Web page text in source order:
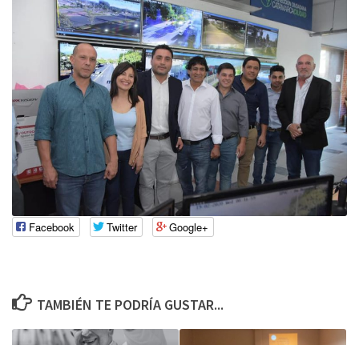
Facebook Twitter Google+
TAMBIÉN TE PODRÍA GUSTAR...